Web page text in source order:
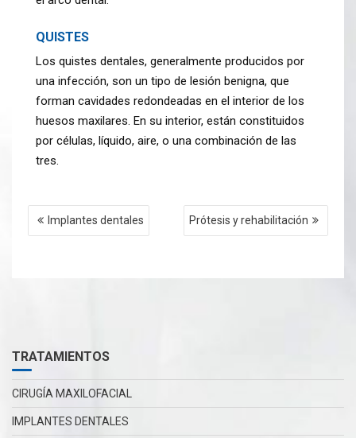
QUISTES
Los quistes dentales, generalmente producidos por
una infección, son un tipo de lesión benigna, que
forman cavidades redondeadas en el interior de los
huesos maxilares. En su interior, están constituidos
por células, líquido, aire, o una combinación de las
tres.
Navegación
Implantes dentales Prótesis y rehabilitación
TRATAMIENTOS
CIRUGÍA MAXILOFACIAL
IMPLANTES DENTALES